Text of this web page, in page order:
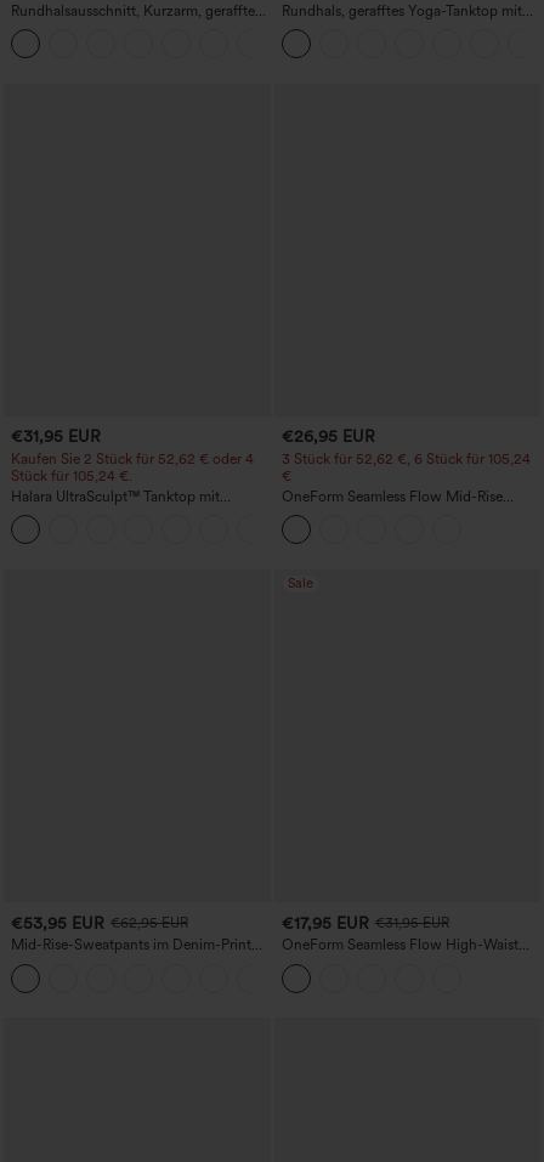
Rundhalsausschnitt, Kurzarm, gerafftes
Cool-Touch Yoga-Sporttop - UPF50+
Rundhals, gerafftes Yoga-Tanktop mit
Cool-Touch-Effekt – UPF50+
€31,95 EUR
Kaufen Sie 2 Stück für 52,62 € oder 4
Stück für 105,24 €.
Halara UltraSculpt™ Tanktop mit
Rundhalsausschnitt und
geschwungenem Saum
€26,95 EUR
3 Stück für 52,62 €, 6 Stück für 105,24
€
OneForm Seamless Flow Mid-Rise
Yoga-Leggings - mittelhoher Bund,
bauchformend und mit Po-Lifting-
Effekt
€53,95 EUR €62,95 EUR
Mid-Rise-Sweatpants im Denim-Print
aus French Terry, lässig, mit Taschen
Sale
€17,95 EUR €31,95 EUR
OneForm Seamless Flow High-Waist
Yogaleggings – nahtlos, mit hoher
Taille, bauchformend und mit
Hebeeffekt für den Po